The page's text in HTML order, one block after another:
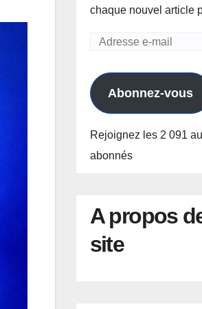
chaque nouvel article
Adresse
mail
Abonnez-vous
Rejoignez les 2 091
abonnés
A propos
site